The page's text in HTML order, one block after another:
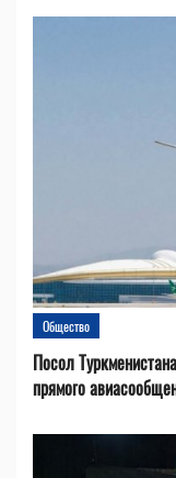
Общество
Посол
прямого